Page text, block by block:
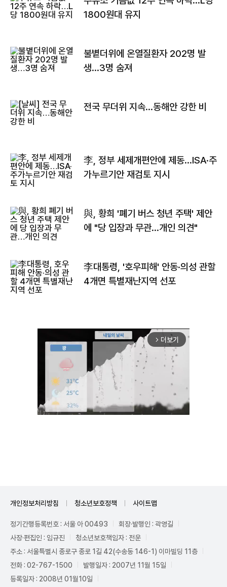
1800원대 유지
불볕더위에 온열질환자 202명 발
생…3명 숨져
전국 무더위 지속…동해안 강한 비
李, 정부 세제개편안에 제동…ISA·주
가누르기안 재검토 지시
與, 황희 '폐기 버스 청년 주택' 제안
에 "당 입장과 무관…개인 의견"
李대통령, '호우피해' 안동·의성 관할
4개면 특별재난지역 선포
arrow_forward_ios 더보기
개인정보처리방침 청소년보호정책 사이트맵
정기간행등록번호 : 서울 아 00493
회장·발행인 : 곽영길
사장·편집인 : 임규진
청소년보호책임자 : 전운
주소 : 서울특별시 종로구 종로 1길 42(수송동 146-1) 이마빌딩 11층
전화 : 02-767-1500
발행일자 : 2007년 11월 15일
등록일자 : 2008년 01월10일